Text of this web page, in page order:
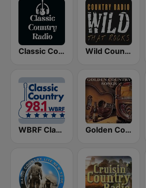
Classic Country Radio Wild Country Music Radio
WBRF Classic Country 98.1 FM Golden Country Songs